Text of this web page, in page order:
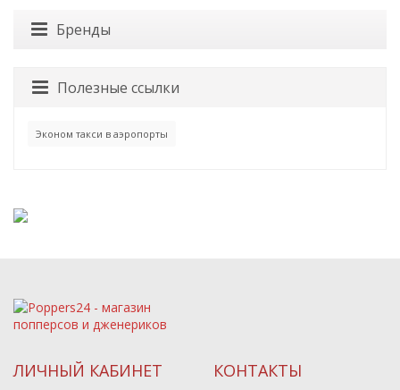
Бренды
Полезные ссылки
Эконом такси в аэропорты
ЛИЧНЫЙ КАБИНЕТ КОНТАКТЫ